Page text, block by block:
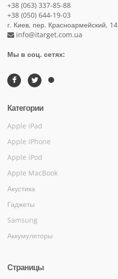
+38 (063) 337-85-88
+38 (050) 644-19-03
г. Киев, пер. Красноармейский, 14
info@itarget.com.ua
Мы в соц. сетях:
Категории
Apple iPad
Apple iPhone
Apple iPod
Apple MacBook
Акустика
Гаджеты
Samsung
Аккумуляторы
Страницы